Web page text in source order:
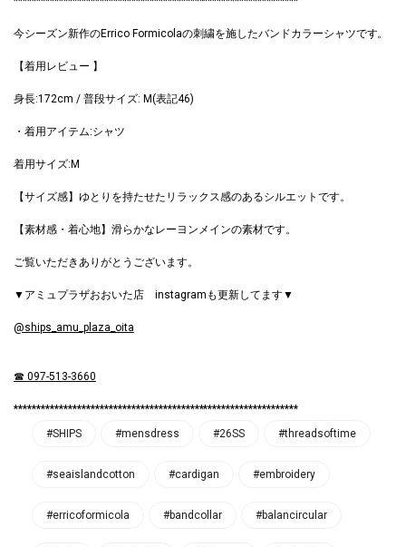
今シーズン新作のErrico Formicolaの刺繍を施したバンドカラーシャツです。
【着用レビュー 】
身長:172cm / 普段サイズ: M(表記46)
・着用アイテム:シャツ
着用サイズ:M
【サイズ感】ゆとりを持たせたリラックス感のあるシルエットです。
【素材感・着心地】滑らかなレーヨンメインの素材です。
ご覧いただきありがとうございます。
▼アミュプラザおおいた店 instagramも更新してます▼
@ships_amu_plaza_oita
☎ 097-513-3660
***************************************************************
#SHIPS
#mensdress #26SS #threadsoftime
#seaislandcotton #cardigan #embroidery
#erricoformicola #bandcollar #balancircular